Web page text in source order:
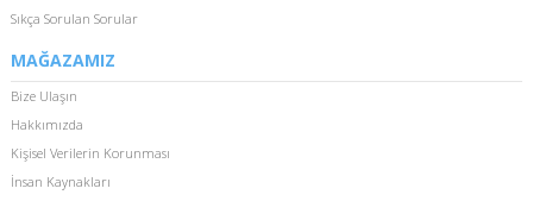
Sıkça Sorulan Sorular
MAĞAZAMIZ
Bize Ulaşın
Hakkımızda
Kişisel Verilerin Korunması
İnsan Kaynakları